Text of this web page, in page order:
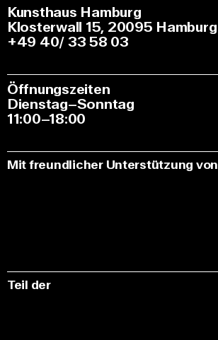
Kunsthaus Hamburg
Klosterwall 15, 20095 Hamburg
+49 40/ 33 58 03
Öffnungszeiten
Dienstag–Sonntag
11:00–18:00
Mit freundlicher Unterstützung von
Teil der